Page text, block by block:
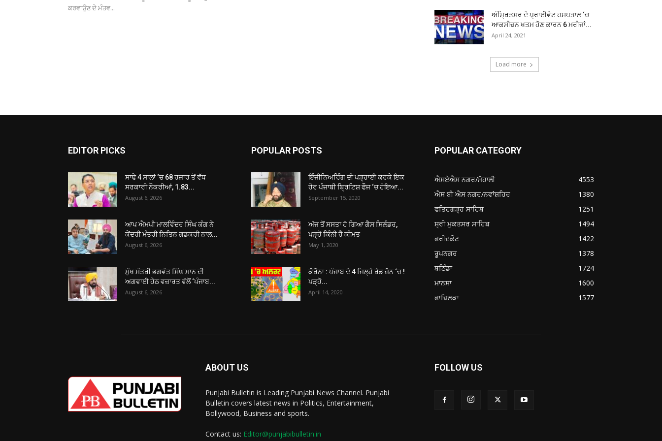
ਕਰਵਾਉਣ ਦੇ ਮੰਤਵ...
ਅੰਮ੍ਰਿਤਸਰ ਦੇ ਪ੍ਰਾਈਵੇਟ ਹਸਪਤਾਲ ‘ਚ
ਆਕਸੀਜ਼ਨ ਖਤਮ ਹੋਣ ਕਾਰਨ 6 ਮਰੀਜਾਂ...
April 24, 2021
Load more
EDITOR PICKS
ਸਾਢੇ 4 ਸਾਲਾਂ ‘ਚ 68 ਹਜ਼ਾਰ ਤੋਂ ਵੱਧ
ਸਰਕਾਰੀ ਨੌਕਰੀਆਂ, 1.83...
August 6, 2026
ਆਪ ਐਮਪੀ ਮਾਲਵਿੰਦਰ ਸਿੰਘ ਕੰਗ ਨੇ
ਕੇਂਦਰੀ ਮੰਤਰੀ ਨਿਤਿਨ ਗਡਕਰੀ ਨਾਲ...
August 6, 2026
ਮੁੱਖ ਮੰਤਰੀ ਭਗਵੰਤ ਸਿੰਘ ਮਾਨ ਦੀ
ਅਗਵਾਈ ਹੇਠ ਵਜ਼ਾਰਤ ਵੱਲੋਂ ‘ਪੰਜਾਬ...
August 6, 2026
POPULAR POSTS
ਇੰਜੀਨਿਅਰਿੰਗ ਦੀ ਪੜ੍ਹਾਈ ਕਰਕੇ ਇਕ
ਹੋਰ ਪੰਜਾਬੀ ਬ੍ਰਿਟਿਸ਼ ਫੌਜ ‘ਚ ਹੋਇਆ...
September 15, 2020
ਅੱਜ ਤੋਂ ਸਸਤਾ ਹੋ ਗਿਆ ਗੈਸ ਸਿਲੰਡਰ,
ਪੜ੍ਹੋ ਕਿੰਨੀ ਹੈ ਕੀਮਤ
May 1, 2020
ਕੋਰੋਨਾ : ਪੰਜਾਬ ਦੇ 4 ਜਿਲ੍ਹੇ ਰੇਡ ਜ਼ੋਨ ‘ਚ !
ਪੜ੍ਹੋ...
April 14, 2020
POPULAR CATEGORY
ਐਸਏਐਸ ਨਗਰ/ਮੋਹਾਲੀ
4553
ਐਸ ਬੀ ਐਸ ਨਗਰ/ਨਵਾਂਸ਼ਹਿਰ
1380
ਫਤਿਹਗੜ੍ਹ ਸਾਹਿਬ
1251
ਸ੍ਰੀ ਮੁਕਤਸਰ ਸਾਹਿਬ
1494
ਫਰੀਦਕੋਟ
1422
ਰੂਪਨਗਰ
1378
ਬਠਿੰਡਾ
1724
ਮਾਨਸਾ
1600
ਫਾਜ਼ਿਲਕਾ
1577
ABOUT US
Punjabi Bulletin is Leading Punjabi News Channel. Punjabi
Bulletin covers latest news in Politics, Entertainment,
Bollywood, Business and sports.
Contact us: Editor@punjabibulletin.in
FOLLOW US